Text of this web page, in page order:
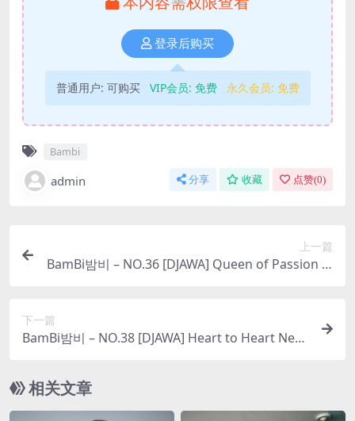
登录后购买
普通用户: 可购买 VIP会员: 免费 永久会员: 免费
Bambi
admin 分享 收藏 点赞(0)
上一篇
BamBi밤비 – NO.36 [DJAWA] Queen of Passion [9
下一篇
BamBi밤비 – NO.38 [DJAWA] Heart to Heart Nep
相关文章